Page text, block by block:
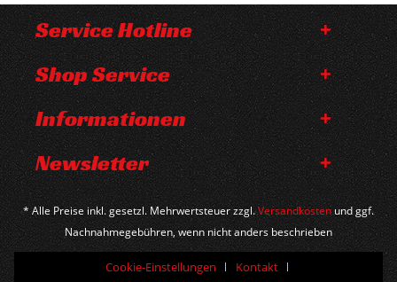
Service Hotline
Shop Service
Informationen
Newsletter
* Alle Preise inkl. gesetzl. Mehrwertsteuer zzgl.Versandkosten und ggf.
Nachnahmegebühren, wenn nicht anders beschrieben
Cookie-Einstellungen Kontakt